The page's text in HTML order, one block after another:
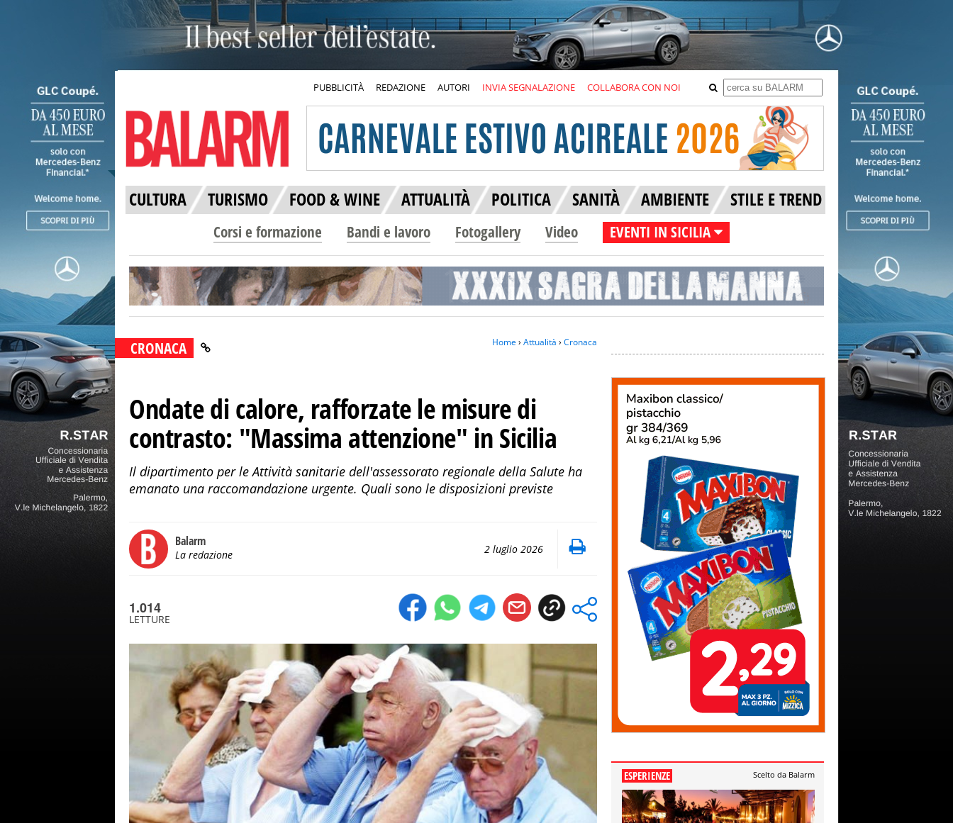
PUBBLICITÀ REDAZIONE AUTORI INVIA SEGNALAZIONE COLLABORA CON NOI
CULTURA TURISMO FOOD & WINE ATTUALITÀ POLITICA SANITÀ AMBIENTE STILE E TREND
Corsi e formazione Bandi e lavoro Fotogallery Video EVENTI IN SICILIA
CRONACA Home› Attualità › Cronaca
Ondate di calore, rafforzate le misure di
contrasto: "Massima attenzione" in Sicilia
Il dipartimento per le Attività sanitarie dell'assessorato regionale della Salute ha
emanato una raccomandazione urgente. Quali sono le disposizioni previste
Balarm
La redazione 2 luglio 2026
1.014
LETTURE
ESPERIENZE Scelto da Balarm